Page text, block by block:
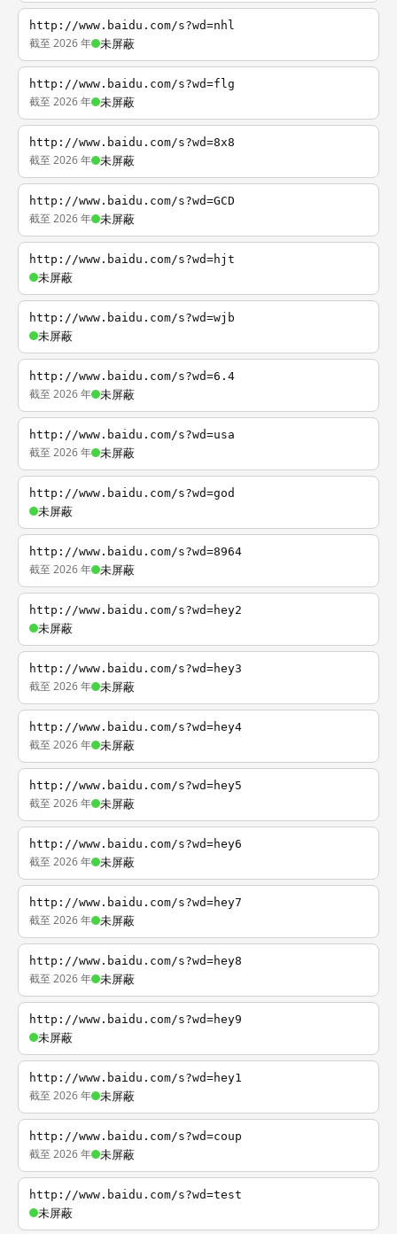
http://www.baidu.com/s?wd=nhl
截至 2026 年 未屏蔽
http://www.baidu.com/s?wd=flg
截至 2026 年 未屏蔽
http://www.baidu.com/s?wd=8x8
截至 2026 年 未屏蔽
http://www.baidu.com/s?wd=GCD
截至 2026 年 未屏蔽
http://www.baidu.com/s?wd=hjt
未屏蔽
http://www.baidu.com/s?wd=wjb
未屏蔽
http://www.baidu.com/s?wd=6.4
截至 2026 年 未屏蔽
http://www.baidu.com/s?wd=usa
截至 2026 年 未屏蔽
http://www.baidu.com/s?wd=god
未屏蔽
http://www.baidu.com/s?wd=8964
截至 2026 年 未屏蔽
http://www.baidu.com/s?wd=hey2
未屏蔽
http://www.baidu.com/s?wd=hey3
截至 2026 年 未屏蔽
http://www.baidu.com/s?wd=hey4
截至 2026 年 未屏蔽
http://www.baidu.com/s?wd=hey5
截至 2026 年 未屏蔽
http://www.baidu.com/s?wd=hey6
截至 2026 年 未屏蔽
http://www.baidu.com/s?wd=hey7
截至 2026 年 未屏蔽
http://www.baidu.com/s?wd=hey8
截至 2026 年 未屏蔽
http://www.baidu.com/s?wd=hey9
未屏蔽
http://www.baidu.com/s?wd=hey1
截至 2026 年 未屏蔽
http://www.baidu.com/s?wd=coup
截至 2026 年 未屏蔽
http://www.baidu.com/s?wd=test
未屏蔽